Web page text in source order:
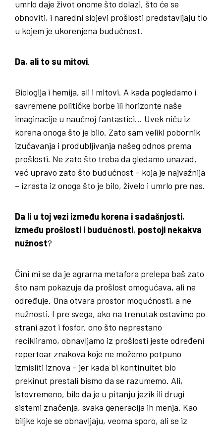
umrlo daje život onome što dolazi, što će se
obnoviti, i naredni slojevi prošlosti predstavljaju tlo
u kojem je ukorenjena budućnost.
Da, ali to su mitovi.
Biologija i hemija, ali i mitovi. A kada pogledamo i
savremene političke borbe ili horizonte naše
imaginacije u naučnoj fantastici… Uvek niču iz
korena onoga što je bilo. Zato sam veliki pobornik
izučavanja i produbljivanja našeg odnos prema
prošlosti. Ne zato što treba da gledamo unazad,
već upravo zato što budućnost – koja je najvažnija
– izrasta iz onoga što je bilo, živelo i umrlo pre nas.
Da li u toj vezi između korena i sadašnjosti,
između prošlosti i budućnosti, postoji nekakva
nužnost?
Čini mi se da je agrarna metafora prelepa baš zato
što nam pokazuje da prošlost omogućava, ali ne
određuje. Ona otvara prostor mogućnosti, a ne
nužnosti. I pre svega, ako na trenutak ostavimo po
strani azot i fosfor, ono što neprestano
recikliramo, obnavljamo iz prošlosti jeste određeni
repertoar znakova koje ne možemo potpuno
izmisliti iznova – jer kada bi kontinuitet bio
prekinut prestali bismo da se razumemo. Ali,
istovremeno, bilo da je u pitanju jezik ili drugi
sistemi značenja, svaka generacija ih menja. Kao
biljke koje se obnavljaju, veoma sporo, ali se iz